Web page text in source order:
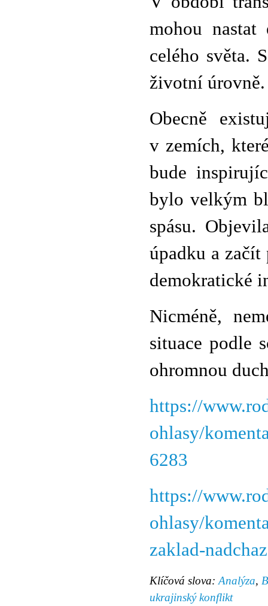
mohou nastat
celého světa.
životní úrovně.
Obecně
v zemích,
bude
bylo velkým
spásu.
úpadku a
demokratické
Nicméně,
situace podle
ohromnou
https://
ohlasy/
6283
https://
ohlasy/
zaklad-
Klíčová slova: Analýza,
ukrajinský konflikt